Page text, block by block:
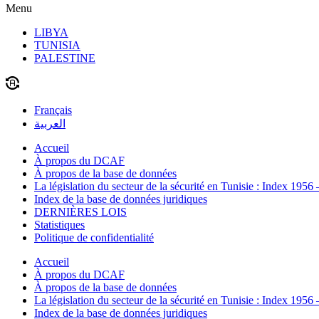
Menu
LIBYA
TUNISIA
PALESTINE
Français
العربية
Accueil
À propos du DCAF
À propos de la base de données
La législation du secteur de la sécurité en Tunisie : Index 1956
Index de la base de données juridiques
DERNIÈRES LOIS
Statistiques
Politique de confidentialité
Accueil
À propos du DCAF
À propos de la base de données
La législation du secteur de la sécurité en Tunisie : Index 1956
Index de la base de données juridiques